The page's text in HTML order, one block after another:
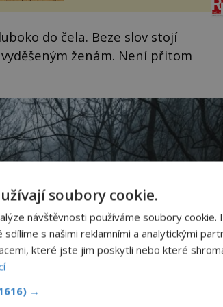
sporu m...
do čela. Beze slov stojí
ženám. Není přitom
soubory cookie.
návštěvnosti používáme soubory cookie.
sdílíme s našimi reklamními a analytickými
které jste jim poskytli nebo které
→